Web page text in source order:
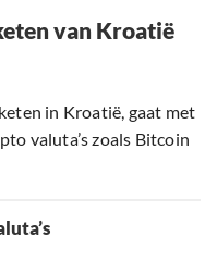
van Kroatië
in Kroatië, gaat met
valuta’s zoals Bitcoin